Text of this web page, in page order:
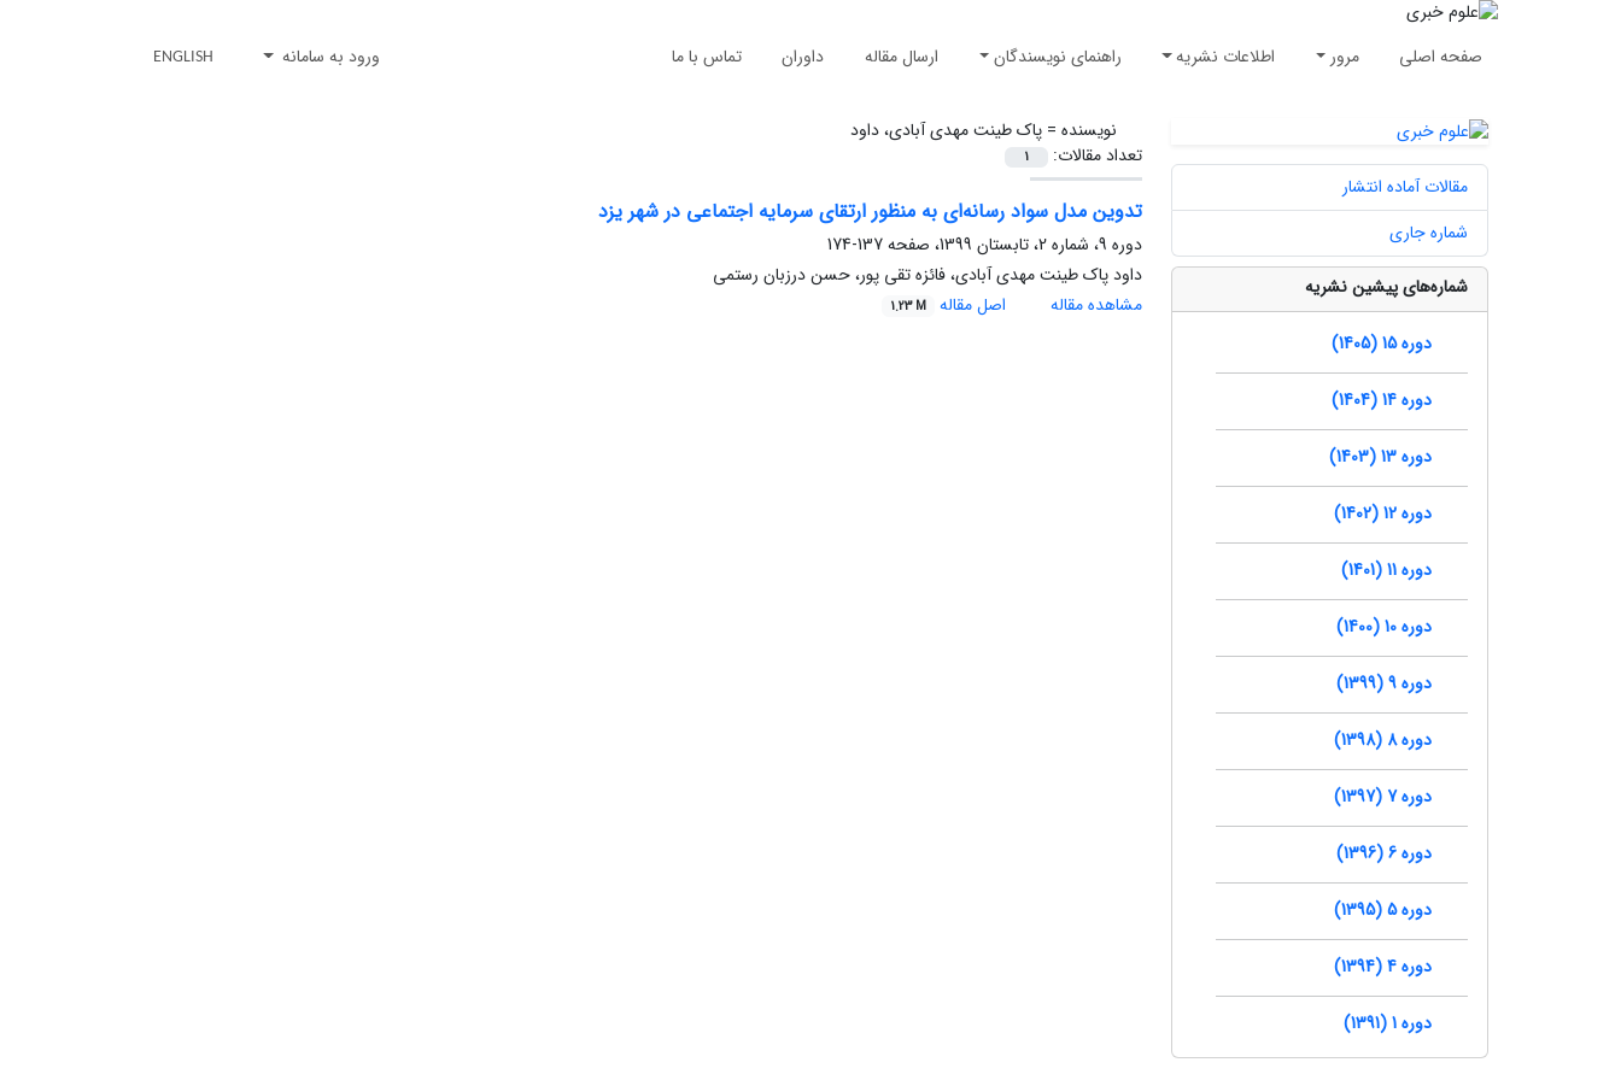
صفحه اصلی مرور اطلاعات نشریه راهنمای نویسندگان ارسال مقاله داوران تماس با ما ورود به سامانه ENGLISH
نویسنده =پاک طینت مهدی آبادی، داود
تعداد مقالات:
1
تدوین مدل سواد رسانه‌ای به منظور ارتقای سرمایه اجتماعی در شهر یزد
دوره 9، شماره 2، تابستان 1399، صفحه
137-174
داود پاک طینت مهدی آبادی، فائزه تقی پور، حسن درزبان رستمی
مشاهده مقاله
اصل مقاله 1.23 M
مقالات آماده انتشار
شماره جاری
شماره‌های پیشین نشریه
دوره 15 (1405)
دوره 14 (1404)
دوره 13 (1403)
دوره 12 (1402)
دوره 11 (1401)
دوره 10 (1400)
دوره 9 (1399)
دوره 8 (1398)
دوره 7 (1397)
دوره 6 (1396)
دوره 5 (1395)
دوره 4 (1394)
دوره 1 (1391)